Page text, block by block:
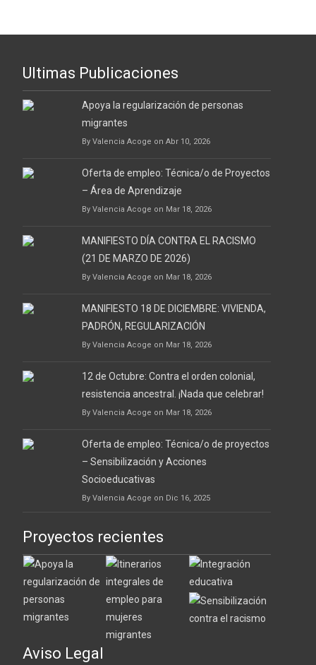
Ultimas Publicaciones
Apoya la regularización de personas
migrantes
By Valencia Acoge on Abr 10, 2026
Oferta de empleo: Técnica/o de Proyectos
– Área de Aprendizaje
By Valencia Acoge on Mar 18, 2026
MANIFIESTO DÍA CONTRA EL RACISMO
(21 DE MARZO DE 2026)
By Valencia Acoge on Mar 18, 2026
MANIFIESTO 18 DE DICIEMBRE: VIVIENDA,
PADRÓN, REGULARIZACIÓN
By Valencia Acoge on Mar 18, 2026
12 de Octubre: Contra el orden colonial,
resistencia ancestral. ¡Nada que celebrar!
By Valencia Acoge on Mar 18, 2026
Oferta de empleo: Técnica/o de proyectos
– Sensibilización y Acciones
Socioeducativas
By Valencia Acoge on Dic 16, 2025
Proyectos recientes
Aviso Legal